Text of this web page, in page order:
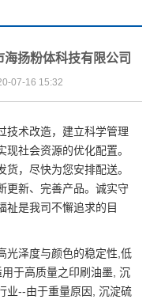
扬粉体科技有限公司
07-16 15:32
技术改造，建立科学管理
社会资源的优化配置。
，尽快为您安排配送。
更新、完善产品。诚实守
祉是我司不懈追求的目
光泽度与颜色的稳定性,低
于高质量之印刷油墨, 沉
业--由于重量原因, 沉淀硫